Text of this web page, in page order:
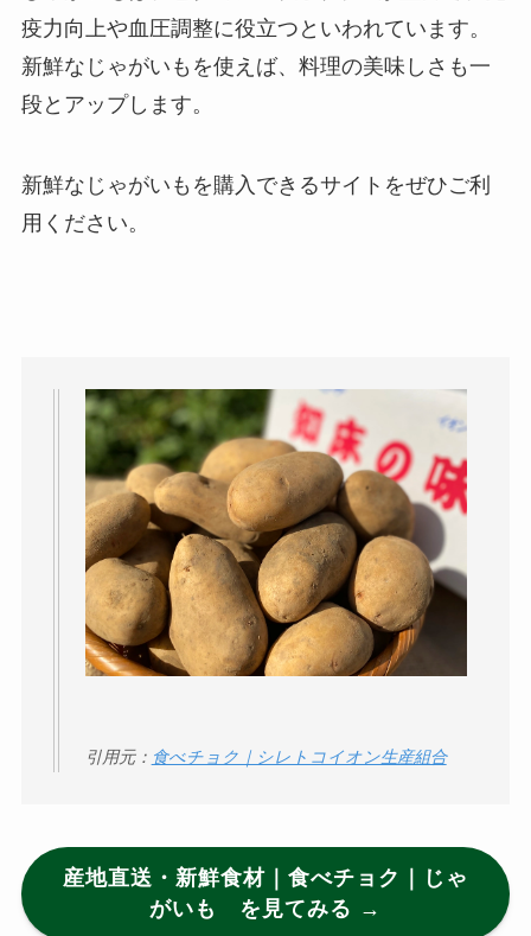
疫力向上や血圧調整に役立つといわれています。
新鮮なじゃがいもを使えば、料理の美味しさも一
段とアップします。
新鮮なじゃがいもを購入できるサイトをぜひご利
用ください。
引用元： 食べチョク｜シレトコイオン生産組合
産地直送・新鮮食材｜食べチョク｜じゃ
がいも を見てみる →